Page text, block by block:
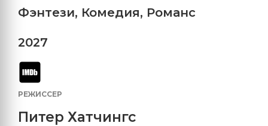
Фэнтези, Комедия, Романс
2027
РЕЖИССЕР
Питер Хатчингс